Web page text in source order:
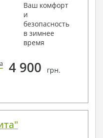
Ваш комфорт
и
безопасность
в зимнее
время
4 900 грн.